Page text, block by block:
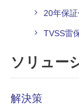
20年保
TVSS雷
ソリュー
解決策